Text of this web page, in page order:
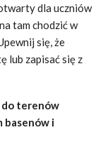
dla uczniów
tam chodzić w
się, że
lub zapisać się z
do terenów
basenów i